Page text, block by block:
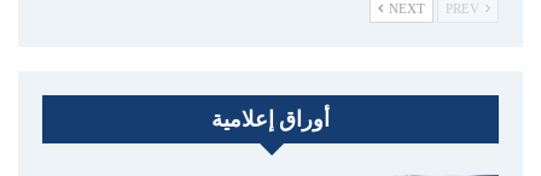
NEXT
أوراق إعلامية